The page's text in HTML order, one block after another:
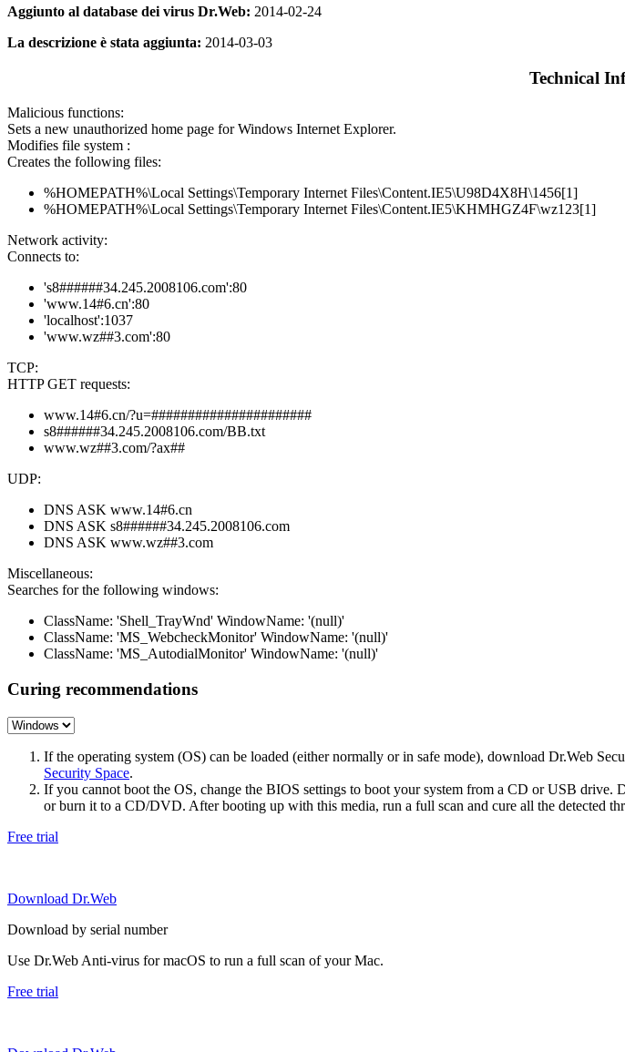
Aggiunto al database dei virus Dr.Web: 2014-02-24
La descrizione è stata aggiunta: 2014-03-03
Technical
Malicious functions:
Sets a new unauthorized home page for Windows Internet Explorer.
Modifies file system :
Creates the following files:
%HOMEPATH%\Local Settings\Temporary Internet Files\Content.IE5\U98D4X8H\1456[1]
%HOMEPATH%\Local Settings\Temporary Internet Files\Content.IE5\KHMHGZ4F\wz123[1]
Network activity:
Connects to:
's8######34.245.2008106.com':80
'www.14#6.cn':80
'localhost':1037
'www.wz##3.com':80
TCP:
HTTP GET requests:
www.14#6.cn/?u=######################
s8######34.245.2008106.com/BB.txt
www.wz##3.com/?ax##
UDP:
DNS ASK www.14#6.cn
DNS ASK s8######34.245.2008106.com
DNS ASK www.wz##3.com
Miscellaneous:
Searches for the following windows:
ClassName: 'Shell_TrayWnd' WindowName: '(null)'
ClassName: 'MS_WebcheckMonitor' WindowName: '(null)'
ClassName: 'MS_AutodialMonitor' WindowName: '(null)'
Curing recommendations
If the operating system (OS) can be loaded (either normally or in safe mode), download Dr.Web
Security Space.
If you cannot boot the OS, change the BIOS settings to boot your system from a CD or USB drive.
or burn it to a CD/DVD. After booting up with this media, run a full scan and cure all the detected
Free trial
Download Dr.Web
Download by serial number
Use Dr.Web Anti-virus for macOS to run a full scan of your Mac.
Free trial